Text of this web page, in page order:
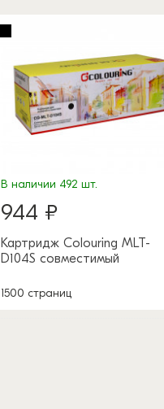
В наличии 492 шт.
944 ₽
Картридж Colouring MLT-
D104S совместимый
1500 страниц